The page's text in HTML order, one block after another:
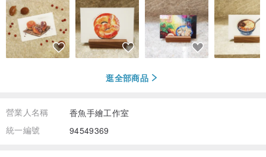
逛全部商品
營業人名稱
香魚手繪工作室
統一編號
94549369